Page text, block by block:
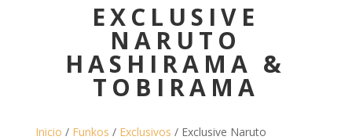
EXCLUSIVE
NARUTO
HASHIRAMA &
TOBIRAMA
Inicio / Funkos / Exclusivos / Exclusive Naruto